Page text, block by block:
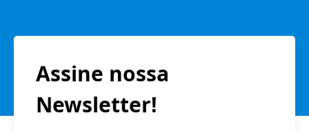
Assine nossa
Newsletter!